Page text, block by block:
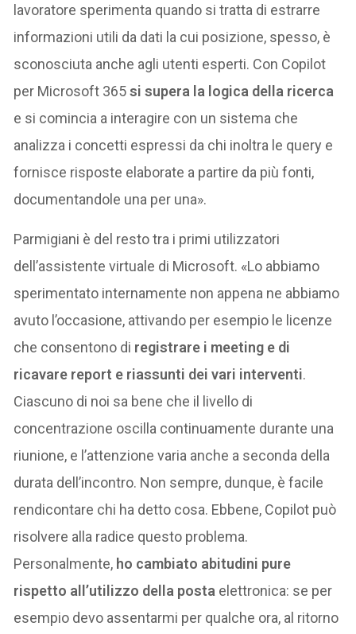
lavoratore sperimenta quando si tratta di estrarre
informazioni utili da dati la cui posizione, spesso, è
sconosciuta anche agli utenti esperti. Con Copilot
per Microsoft 365si supera la logica della ricerca
e si comincia a interagire con un sistema che
analizza i concetti espressi da chi inoltra le query e
fornisce risposte elaborate a partire da più fonti,
documentandole una per una».
Parmigiani è del resto tra i primi utilizzatori
dell’assistente virtuale di Microsoft. «Lo abbiamo
sperimentato internamente non appena ne abbiamo
avuto l’occasione, attivando per esempio le licenze
che consentono di registrare i meeting e di
ricavare report e riassunti dei vari interventi.
Ciascuno di noi sa bene che il livello di
concentrazione oscilla continuamente durante una
riunione, e l’attenzione varia anche a seconda della
durata dell’incontro. Non sempre, dunque, è facile
rendicontare chi ha detto cosa. Ebbene, Copilot può
risolvere alla radice questo problema.
Personalmente, ho cambiato abitudini pure
rispetto all’utilizzo della posta elettronica: se per
esempio devo assentarmi per qualche ora, al ritorno